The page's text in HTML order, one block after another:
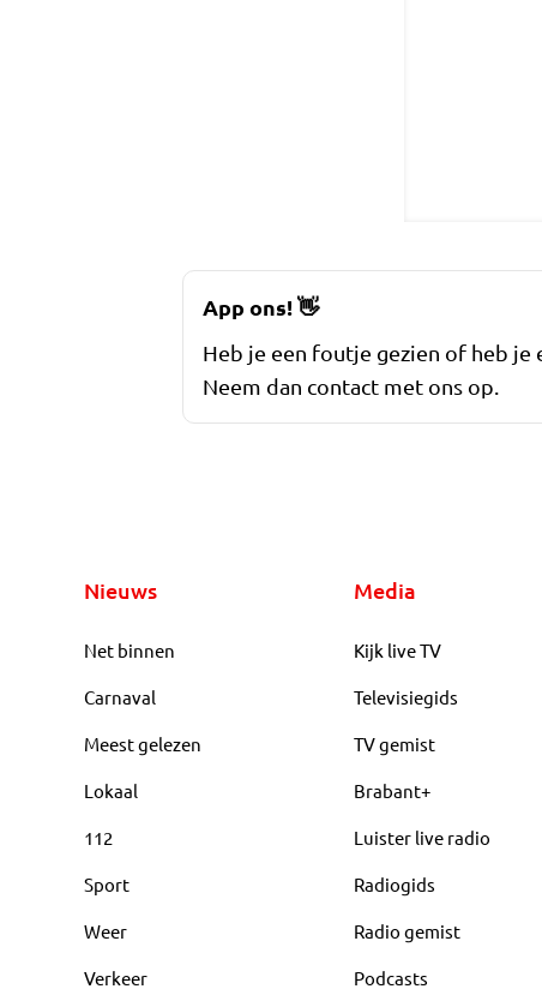
App ons!👋
Heb je een foutje gezien of heb
Neem dan contact met ons op.
Nieuws
Net binnen
Carnaval
Meest gelezen
Lokaal
112
Sport
Weer
Verkeer
Media
Kijk live TV
Televisiegids
TV gemist
Brabant+
Luister live radio
Radiogids
Radio gemist
Podcasts